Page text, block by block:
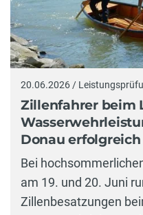
20.06.2026 /
Zillenfahrer beim
Donau erfolgreich
Bei
am 19. und 20. Juni
Zillenbesatzungen